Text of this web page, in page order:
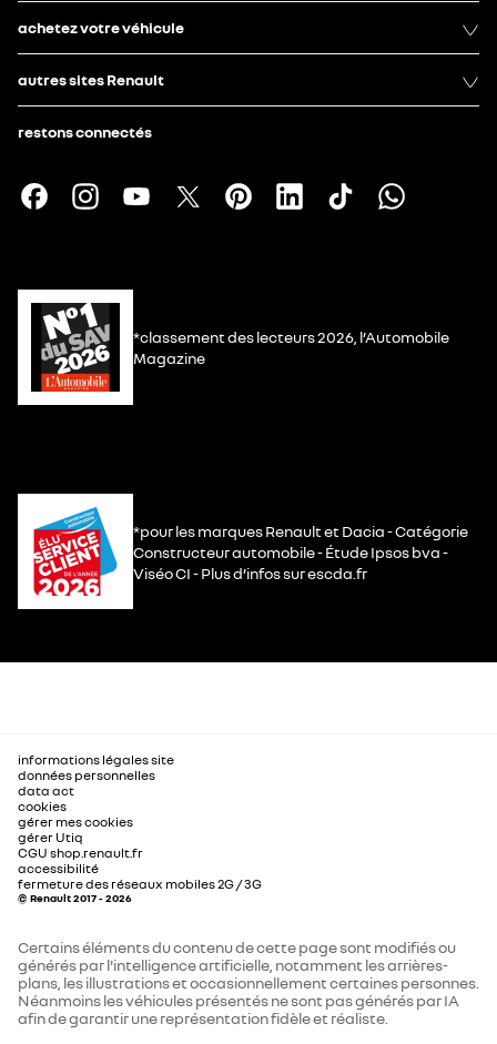
achetez votre véhicule
autres sites Renault
restons connectés
*classement des lecteurs 2026, l’Automobile
Magazine
*pour les marques Renault et Dacia - Catégorie
Constructeur automobile - Étude Ipsos bva -
Viséo CI - Plus d’infos sur escda.fr
informations légales site
données personnelles
data act
cookies
gérer mes cookies
gérer Utiq
CGU shop.renault.fr
accessibilité
fermeture des réseaux mobiles 2G / 3G
© Renault 2017 - 2026
Certains éléments du contenu de cette page sont modifiés ou
générés par l'intelligence artificielle, notamment les arrières-
plans, les illustrations et occasionnellement certaines personnes.
Néanmoins les véhicules présentés ne sont pas générés par IA
afin de garantir une représentation fidèle et réaliste.